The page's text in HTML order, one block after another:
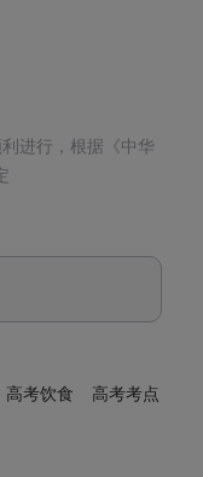
进行，根据《中华
高考饮食 高考考点